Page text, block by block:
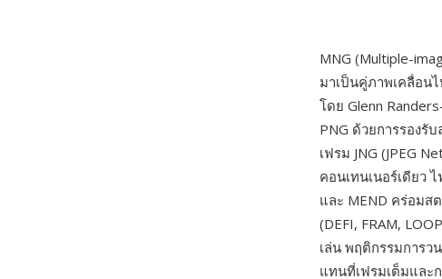
MNG (Multiple-
มาเป็นคู่ภาพเคลื่อน
โดย Glenn
PNG ด้วยการรอง
เฟรม JNG (JPEG
คอนเทนเนอร์เดียว
และ MEND คร่อมส
(DEFI, FRAM,
เล่น พฤติกรรมการว
แทนที่เฟรมเต็มและ